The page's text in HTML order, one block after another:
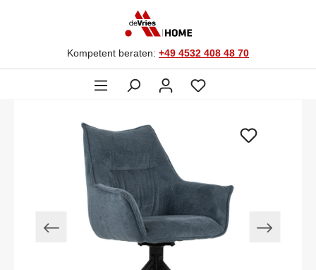
Kompetent beraten: +49 4532 408 48 70